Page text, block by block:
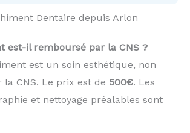
Dentaire depuis Arlon
est-il remboursé par la CNS ?
est un soin esthétique, non
CNS. Le prix est de 500€. Les
et nettoyage préalables sont